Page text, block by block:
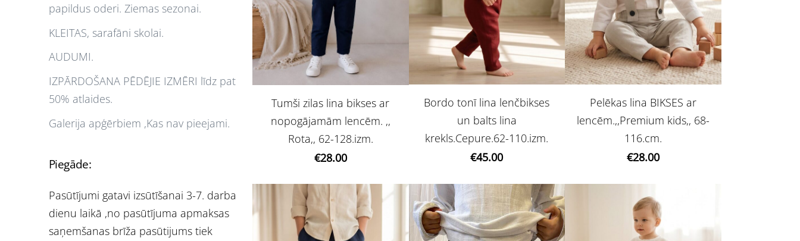
papildus oderi. Ziemas sezonai.
KLEITAS, sarafāni skolai.
AUDUMI.
IZPĀRDOŠANA PĒDĒJIE IZMĒRI līdz pat
50% atlaides.
Galerija apģērbiem ,Kas nav pieejami.
Piegāde:
Pasūtījumi gatavi izsūtīšanai 3-7. darba
dienu laikā ,no pasūtījuma apmaksas
saņemšanas brīža pasūtijums tiek
Tumši zilas lina bikses ar
nopogājamām lencēm. ,,
Rota,, 62-128.izm.
€28.00
Bordo tonī lina lenčbikses
un balts lina
krekls.Cepure.62-110.izm.
€45.00
Pelēkas lina BIKSES ar
lencēm.,,Premium kids,, 68-
116.cm.
€28.00